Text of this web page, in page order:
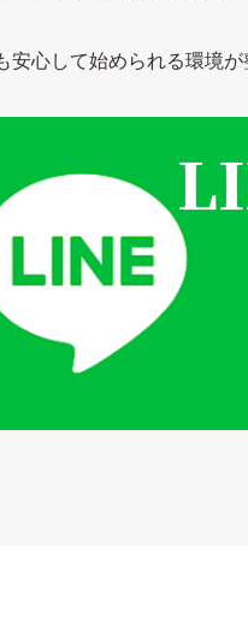
安心して始められる環境